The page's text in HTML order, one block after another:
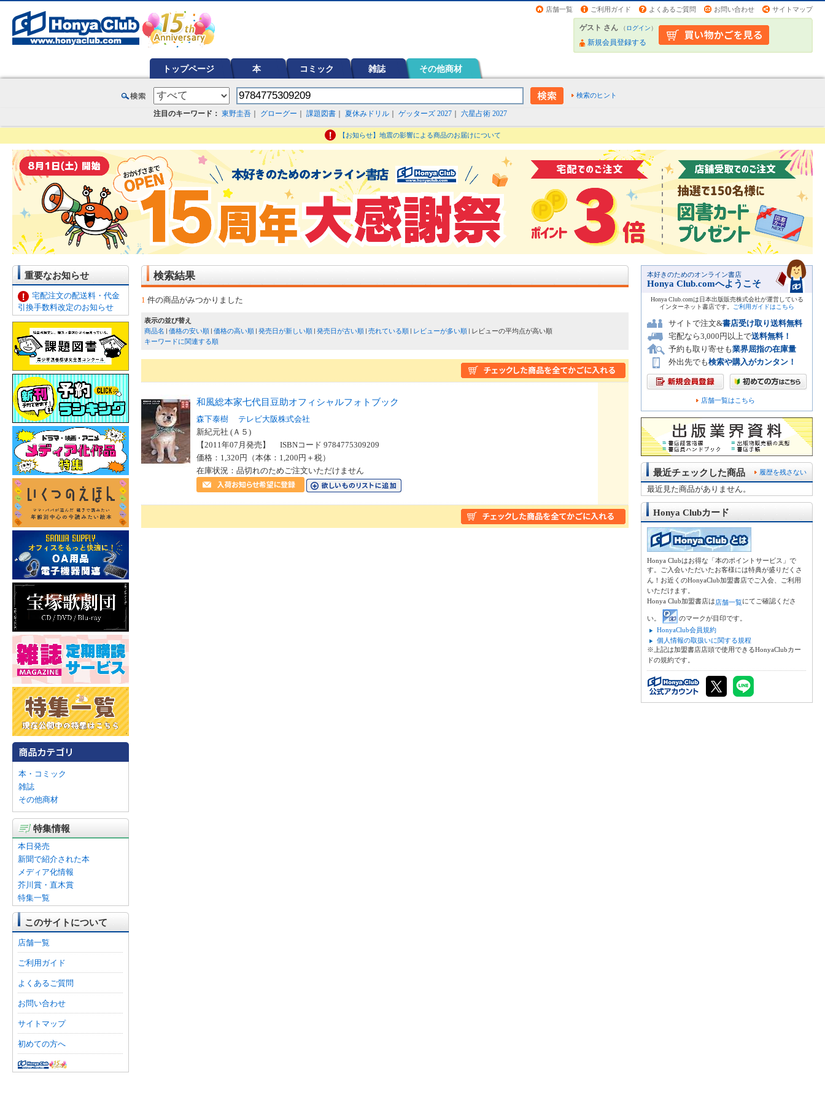
店舗一覧 ご利用ガイド よくあるご質問 お問い合わせ サイトマップ
ゲスト さん （ログイン）
新規会員登録する
トップページ 本 コミック 雑誌 その他商材
検索のヒント
注目のキーワード： 東野圭吾 グローグー 課題図書 夏休みドリル ゲッターズ 2027 六星占術 2027
【お知らせ】地震の影響による商品のお届けについて
重要なお知らせ
宅配注文の配送料・代金
引換手数料改定のお知らせ
本・コミック
雑誌
その他商材
特集情報
本日発売
新聞で紹介された本
メディア化情報
芥川賞・直木賞
特集一覧
このサイトについて
店舗一覧
ご利用ガイド
よくあるご質問
お問い合わせ
サイトマップ
初めての方へ
検索結果
1 件の商品がみつかりました
表示の並び替え
商品名
価格の安い順 価格の高い順 発売日が新しい順 発売日が古い順 売れている順 レビューが多い順
レビューの平均点が高い順
キーワードに関連する順
和風総本家七代目豆助オフィシャルフォトブック
森下泰樹
テレビ大阪株式会社
新紀元社 (Ａ５)
【2011年07月発売】 ISBNコード 9784775309209
価格：1,320円（本体：1,200円＋税）
在庫状況：品切れのためご注文いただけません
本好きのためのオンライン書店
Honya Club.comへようこそ
Honya Club.comは日本出版販売株式会社が運営している
インターネット書店です。
ご利用ガイドはこちら
サイトで注文&書店受け取り送料無料
宅配なら3,000円以上で送料無料！
予約も取り寄せも業界屈指の在庫量
外出先でも検索や購入がカンタン！
店舗一覧はこちら
履歴を残さない
最近チェックした商品
最近見た商品がありません。
Honya Clubカード
Honya Clubはお得な「本のポイントサービス」で
す。ご入会いただいたお客様には特典が盛りだくさ
ん！お近くのHonyaClub加盟書店でご入会、ご利用
いただけます。
Honya Club加盟書店は店舗一覧にてご確認くださ
い。
のマークが目印です。
HonyaClub会員規約
個人情報の取扱いに関する規程
※上記は加盟書店店頭で使用できるHonyaClubカー
ドの規約です。